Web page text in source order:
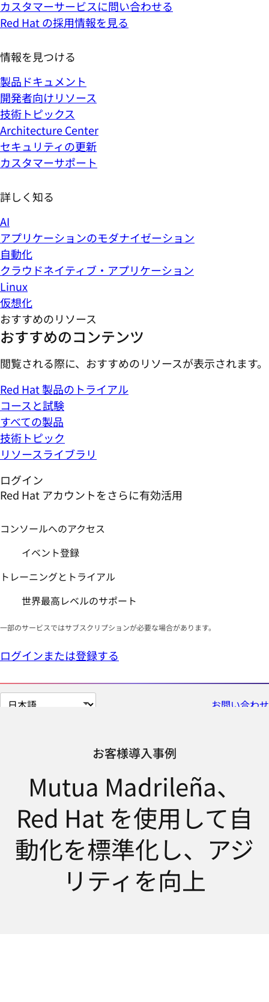
カスタマーサービスに問い合わせる
Red Hat の採用情報を見る
情報を見つける
製品ドキュメント
開発者向けリソース
技術トピックス
Architecture Center
セキュリティの更新
カスタマーサポート
詳しく知る
AI
アプリケーションのモダナイゼーション
自動化
クラウドネイティブ・アプリケーション
Linux
仮想化
おすすめのリソース
おすすめのコンテンツ
閲覧される際に、おすすめのリソースが表示されます。
Red Hat 製品のトライアル
コースと試験
すべての製品
技術トピック
リソースライブラリ
ログイン
Red Hat アカウントをさらに有効活用
コンソールへのアクセス
イベント登録
トレーニングとトライアル
世界最高レベルのサポート
一部のサービスではサブスクリプションが必要な場合があります。
ログインまたは登録する
ペ
お問い合わせ
お客様導入事例
Mutua Madrileña、
Red Hat を使用して自
動化を標準化し、アジ
リティを向上